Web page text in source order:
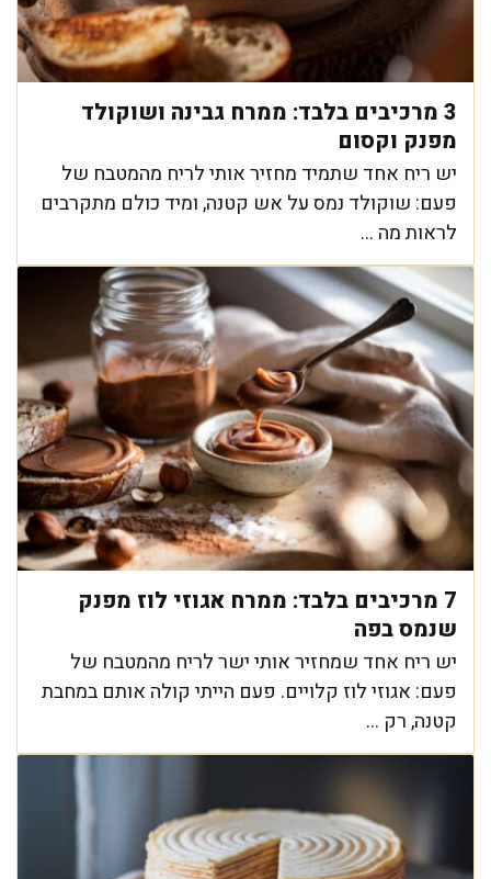
3 מרכיבים בלבד: ממרח גבינה ושוקולד
מפנק וקסום
יש ריח אחד שתמיד מחזיר אותי לריח מהמטבח של
פעם: שוקולד נמס על אש קטנה, ומיד כולם מתקרבים
לראות מה ...
7 מרכיבים בלבד: ממרח אגוזי לוז מפנק
שנמס בפה
יש ריח אחד שמחזיר אותי ישר לריח מהמטבח של
פעם: אגוזי לוז קלויים. פעם הייתי קולה אותם במחבת
קטנה, רק ...